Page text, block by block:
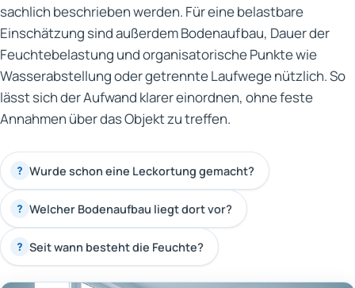
sachlich beschrieben werden. Für eine belastbare
Einschätzung sind außerdem Bodenaufbau, Dauer der
Feuchtebelastung und organisatorische Punkte wie
Wasserabstellung oder getrennte Laufwege nützlich. So
lässt sich der Aufwand klarer einordnen, ohne feste
Annahmen über das Objekt zu treffen.
? Wurde schon eine Leckortung gemacht?
? Welcher Bodenaufbau liegt dort vor?
? Seit wann besteht die Feuchte?